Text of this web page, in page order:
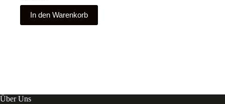
In den Warenkorb
Über Uns